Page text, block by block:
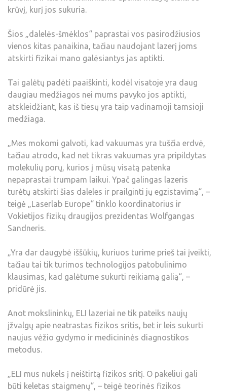
krūvį, kurį jos sukuria.
Šios „dalelės-šmėklos“ paprastai vos pasirodžiusios
vienos kitas panaikina, tačiau naudojant lazerį joms
atskirti fizikai mano galėsiantys jas aptikti.
Tai galėtų padėti paaiškinti, kodėl visatoje yra daug
daugiau medžiagos nei mums pavyko jos aptikti,
atskleidžiant, kas iš tiesų yra taip vadinamoji tamsioji
medžiaga.
„Mes mokomi galvoti, kad vakuumas yra tuščia erdvė,
tačiau atrodo, kad net tikras vakuumas yra pripildytas
molekulių porų, kurios į mūsų visatą patenka
nepaprastai trumpam laikui. Ypač galingas lazeris
turėtų atskirti šias daleles ir prailginti jų egzistavimą“, –
teigė „Laserlab Europe“ tinklo koordinatorius ir
Vokietijos fizikų draugijos prezidentas Wolfgangas
Sandneris.
„Yra dar daugybė iššūkių, kuriuos turime prieš tai įveikti,
tačiau tai tik turimos technologijos patobulinimo
klausimas, kad galėtume sukurti reikiamą galią“, –
pridūrė jis.
Anot mokslininkų, ELI lazeriai ne tik pateiks naujų
įžvalgų apie neatrastas fizikos sritis, bet ir leis sukurti
naujus vėžio gydymo ir medicininės diagnostikos
metodus.
„ELI mus nukels į neištirtą fizikos sritį. O pakeliui gali
būti keletas staigmenų“, – teigė teorinės fizikos